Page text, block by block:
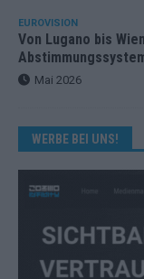
EUROVISION
Von Lugano bis
Mai 2026
WERBE BEI UNS!